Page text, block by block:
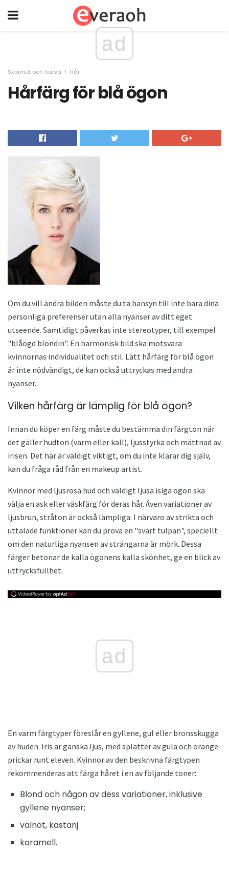
ad
Skönhet och hälsa Hår
Hårfärg för blå ögon
Om du vill ändra bilden måste du ta hänsyn till inte bara dina
personliga preferenser utan alla nyanser av ditt eget
utseende. Samtidigt påverkas inte stereotyper, till exempel
"blåögd blondin". En harmonisk bild ska motsvara
kvinnornas individualitet och stil. Lätt hårfärg för blå ögon
är inte nödvändigt, de kan också uttryckas med andra
nyanser.
Vilken hårfärg är lämplig för blå ögon?
Innan du köper en färg måste du bestämma din färgton när
det gäller hudton (varm eller kall), ljusstyrka och mättnad av
irisen. Det här är väldigt viktigt, om du inte klarar dig själv,
kan du fråga råd från en makeup artist.
Kvinnor med ljusrosa hud och väldigt ljusa isiga ögon ska
välja en ask eller väskfärg för deras hår. Även variationer av
ljusbrun, stråton är också lämpliga. I närvaro av strikta och
uttalade funktioner kan du prova en "svart tulpan", speciellt
om den naturliga nyansen av strängarna är mörk. Dessa
färger betonar de kalla ögonens kalla skönhet, ge en blick av
uttrycksfullhet.
ad
En varm färgtyper föreslår en gyllene, gul eller bronsskugga
av huden. Iris är ganska ljus, med splatter av gula och orange
prickar runt eleven. Kvinnor av den beskrivna färgtypen
rekommenderas att färga håret i en av följande toner:
Blond och någon av dess variationer, inklusive
gyllene nyanser;
valnöt, kastanj
karamell.